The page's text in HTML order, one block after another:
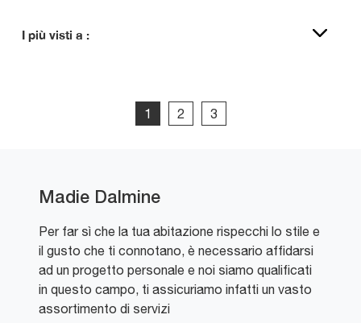
I più visti a :
1 2 3
Madie Dalmine
Per far sì che la tua abitazione rispecchi lo stile e
il gusto che ti connotano, è necessario affidarsi
ad un progetto personale e noi siamo qualificati
in questo campo, ti assicuriamo infatti un vasto
assortimento di servizi